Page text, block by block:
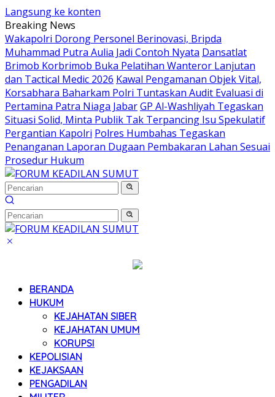
Langsung ke konten
Breaking News
Wakapolri Dorong Personel Berinovasi, Bripda
Muhammad Putra Aulia Jadi Contoh Nyata Dansatlat
Brimob Korbrimob Buka Pelatihan Wanteror Lanjutan
dan Tactical Medic 2026 Kawal Pengamanan Objek Vital,
Korsabhara Baharkam Polri Tuntaskan Audit Evaluasi di
Pertamina Patra Niaga JabarGP Al-Washliyah Tegaskan
Situasi Solid, Minta Publik Tak Terpancing Isu Spekulatif
Pergantian Kapolri Polres Humbahas Tegaskan
Penanganan Laporan Dugaan Pembakaran Lahan Sesuai
Prosedur Hukum
BERANDA
HUKUM
KEJAHATAN SIBER
KEJAHATAN UMUM
KORUPSI
KEPOLISIAN
KEJAKSAAN
PENGADILAN